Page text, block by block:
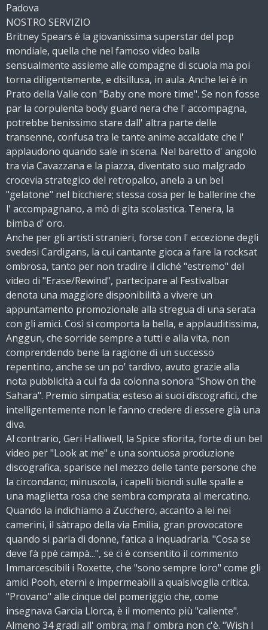
Padova
NOSTRO SERVIZIO
Britney Spears è la giovanissima superstar del pop
mondiale, quella che nel famoso video balla
sensualmente assieme alle compagne di scuola ma poi
torna diligentemente, e disillusa, in aula. Anche lei è in
Prato della Valle con "Baby one more time". Se non fosse
par la corpulenta body guard nera che l' accompagna,
potrebbe benissimo stare dall' altra parte delle
transenne, confusa tra le tante anime accaldate che l'
applaudono quando sale in scena. Nel baretto d' angolo
tra via Cavazzana e la piazza, diventato suo malgrado
crocevia strategico del retropalco, anela a un bel
"gelatone" nel bicchiere; stessa cosa per le ballerine che
l' accompagnano, a mò di gita scolastica. Tenera, la
bimba d' oro.
Anche per gli artisti stranieri, forse con l' eccezione degli
svedesi Cardigans, la cui cantante gioca a fare la rocksat
ombrosa, tanto per non tradire il cliché "estremo" del
video di "Erase/Rewind", partecipare al Festivalbar
denota una maggiore disponibilità a vivere un
appuntamento promozionale alla stregua di una serata
con gli amici. Così si comporta la bella, e applauditissima,
Anggun, che sorride sempre a tutti e alla vita, non
comprendendo bene la ragione di un successo
repentino, anche se un po' tardivo, avuto grazie alla
nota pubblicità a cui fa da colonna sonora "Show on the
Sahara". Premio simpatia; esteso ai suoi discografici, che
intelligentemente non le fanno credere di essere già una
diva.
Al contrario, Geri Halliwell, la Spice sfiorita, forte di un bel
video per "Look at me" e una sontuosa produzione
discografica, sparisce nel mezzo delle tante persone che
la circondano; minuscola, i capelli biondi sulle spalle e
una maglietta rosa che sembra comprata al mercatino.
Quando la indichiamo a Zucchero, accanto a lei nei
camerini, il sàtrapo della via Emilia, gran provocatore
quando si parla di donne, fatica a inquadrarla. "Cosa se
deve fà ppè campà...", se ci è consentito il commento
Immarcescibili i Roxette, che "sono sempre loro" come gli
amici Pooh, eterni e impermeabili a qualsivoglia critica.
"Provano" alle cinque del pomeriggio che, come
insegnava Garcia Llorca, è il momento più "caliente".
Almeno 34 gradi all' ombra; ma l' ombra non c'è. "Wish I